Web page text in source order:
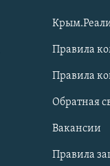
Правила
Правила
Обратная
Вакансии
Правила